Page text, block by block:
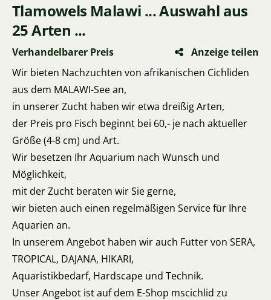
Tlamowels Malawi ... Auswahl aus
25 Arten ...
Verhandelbarer Preis
Anzeige teilen
Wir bieten Nachzuchten von afrikanischen Cichliden
aus dem MALAWI-See an,
in unserer Zucht haben wir etwa dreißig Arten,
der Preis pro Fisch beginnt bei 60,- je nach aktueller
Größe (4-8 cm) und Art.
Wir besetzen Ihr Aquarium nach Wunsch und
Möglichkeit,
mit der Zucht beraten wir Sie gerne,
wir bieten auch einen regelmäßigen Service für Ihre
Aquarien an.
In unserem Angebot haben wir auch Futter von SERA,
TROPICAL, DAJANA, HIKARI,
Aquaristikbedarf, Hardscape und Technik.
Unser Angebot ist auf dem E-Shop mscichlid zu